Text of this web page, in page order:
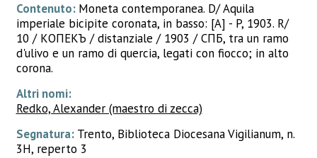
Contenuto: Moneta contemporanea. D/ Aquila
imperiale bicipite coronata, in basso: [A] - P, 1903. R/
10 / КОПѢЕКЪ / distanziale / 1903 / СПБ, tra un ramo
d'ulivo e un ramo di quercia, legati con fiocco; in alto
corona.
Altri nomi:
Redko, Alexander (maestro di zecca)
Segnatura: Trento, Biblioteca Diocesana Vigilianum, n.
3H, reperto 3